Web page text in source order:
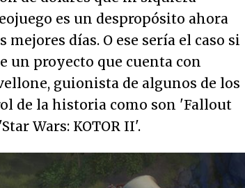
es un despropósito ahora
días. O ese sería el caso si
un proyecto que cuenta con
guionista de algunos de los
de la historia como son 'Fallout
Wars: KOTOR II'.